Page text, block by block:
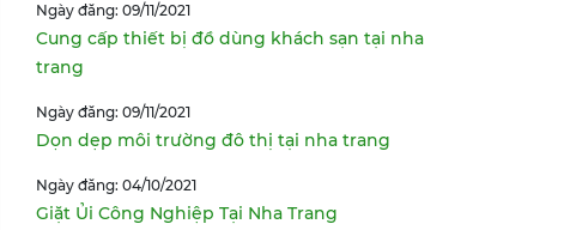
Ngày đăng: 09/11/2021
Cung cấp thiết bị đồ dùng khách sạn tại nha
trang
Ngày đăng: 09/11/2021
Dọn dẹp môi trường đô thị tại nha trang
Ngày đăng: 04/10/2021
Giặt Ủi Công Nghiệp Tại Nha Trang